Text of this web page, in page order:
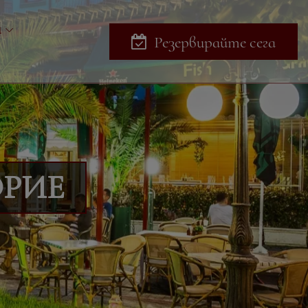
Резервирайте сега